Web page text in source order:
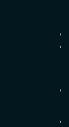
›
›
›
›